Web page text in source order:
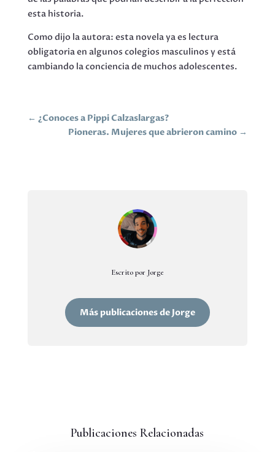
esta historia.
Como dijo la autora: esta novela ya es lectura
obligatoria en algunos colegios masculinos y está
cambiando la conciencia de muchos adolescentes.
← ¿Conoces a Pippi Calzaslargas?
Pioneras. Mujeres que abrieron camino →
Escrito por Jorge
Más publicaciones de Jorge
Publicaciones Relacionadas